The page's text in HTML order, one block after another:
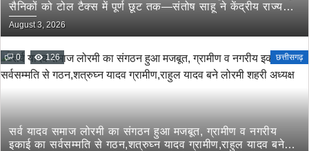
सैनिकों को टोल टैक्स में पूर्ण छूट तक—संतोष साहू ने केंद्रीय राज्य
मंत्री तोखन साहू के समक्ष उठाई सैनिक हितों की प्रमुख मांगें
August 3, 2026
0 126 छत्तीसगढ़
सर्व यादव समाज लोरमी का संगठन हुआ मजबूत, ग्रामीण व नगरीय
इकाई का सर्वसम्मति से गठन,शत्रुघ्न यादव ग्रामीण,राहुल यादव बने